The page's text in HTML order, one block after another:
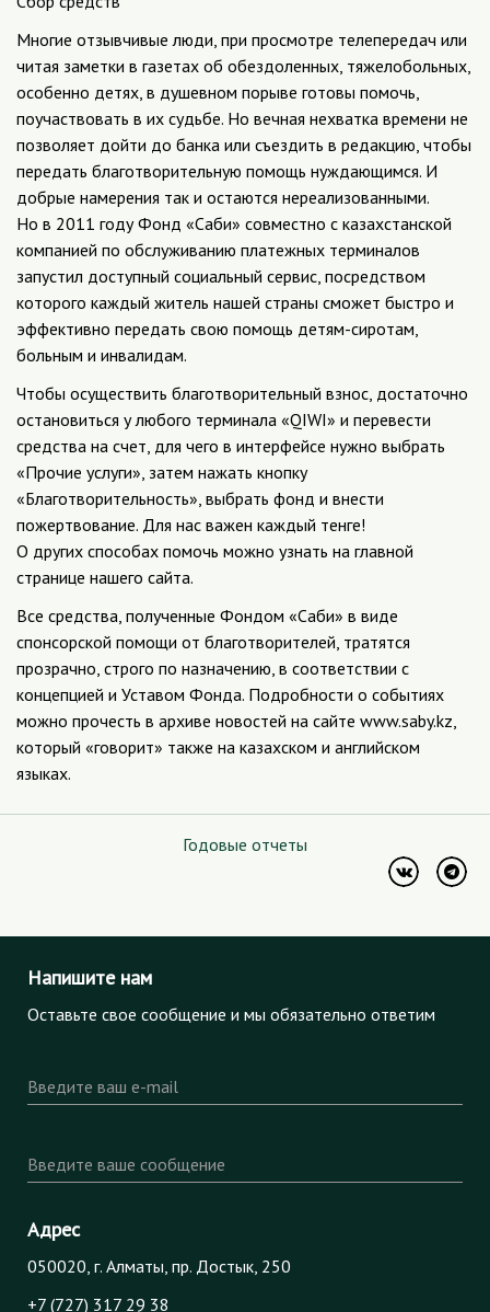
Многие отзывчивые люди, при просмотре телепередач или
читая заметки в газетах об обездоленных, тяжелобольных,
особенно детях, в душевном порыве готовы помочь,
поучаствовать в их судьбе. Но вечная нехватка времени не
позволяет дойти до банка или съездить в редакцию, чтобы
передать благотворительную помощь нуждающимся. И
добрые намерения так и остаются нереализованными.
Но в 2011 году Фонд «Саби» совместно с казахстанской
компанией по обслуживанию платежных терминалов
запустил доступный социальный сервис, посредством
которого каждый житель нашей страны сможет быстро и
эффективно передать свою помощь детям-сиротам,
больным и инвалидам.
Чтобы осуществить благотворительный взнос, достаточно
остановиться у любого терминала «QIWI» и перевести
средства на счет, для чего в интерфейсе нужно выбрать
«Прочие услуги», затем нажать кнопку
«Благотворительность», выбрать фонд и внести
пожертвование. Для нас важен каждый тенге!
О других способах помочь можно узнать на главной
странице нашего сайта.
Все средства, полученные Фондом «Саби» в виде
спонсорской помощи от благотворителей, тратятся
прозрачно, строго по назначению, в соответствии с
концепцией и Уставом Фонда. Подробности о событиях
можно прочесть в архиве новостей на сайте www.saby.kz,
который «говорит» также на казахском и английском
языках.
Годовые отчеты
Напишите нам
Оставьте свое сообщение и мы обязательно ответим
Введите ваш e-mail
Введите ваше сообщение
Адрес
050020, г. Алматы, пр. Достык, 250
+7 (727) 317 29 38